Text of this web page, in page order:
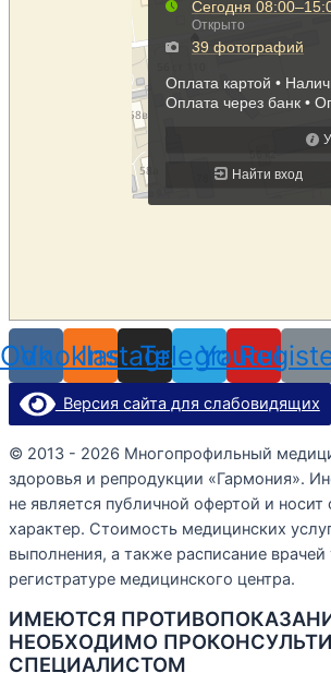
Vk
Odnoklassniki
Instagram
Telegram
Youtube
Версия сайта для слабовидящих
© 2013 - 2026 Многопрофильный
здоровья и репродукции «Гармония».
не является публичной офертой и
характер. Стоимость медицинских
выполнения, а также расписание врачей
регистратуре медицинского центра.
ИМЕЮТСЯ
НЕОБХОДИМО
СПЕЦИАЛИСТОМ